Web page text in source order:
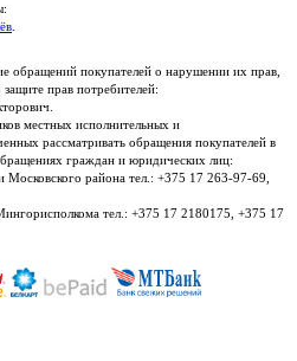
обращений покупателей о нарушении их прав,
прав потребителей:
местных исполнительных и
рассматривать обращения покупателей в
граждан и юридических лиц:
Московского района тел.: +375 17 263-97-69,
тел.: +375 17 2180175, +375 17